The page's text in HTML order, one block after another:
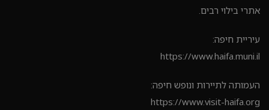
אתרי בילוי רבים.
עיריית חיפה:
https://www.haifa.muni.il
העמותה לתיירות ונופש חיפה:
https://www.visit-haifa.org